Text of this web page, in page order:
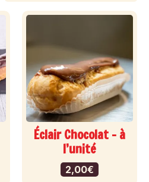
Éclair Chocolat – à
l’unité
2,00€